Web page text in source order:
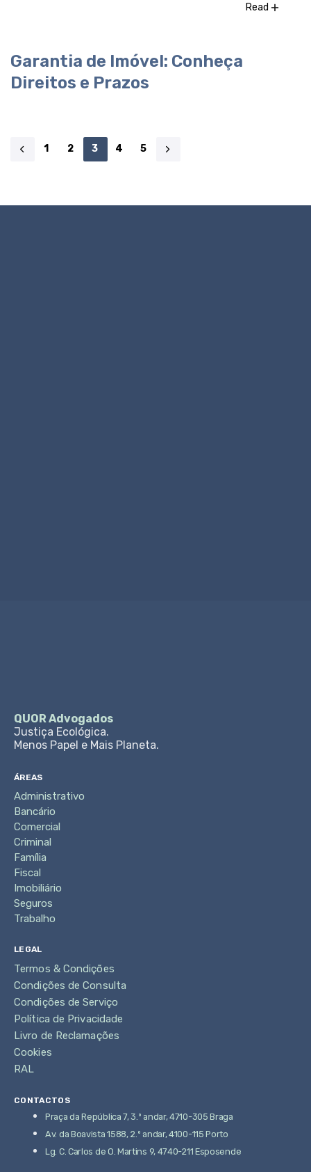
Read
Garantia de Imóvel: Conheça
Direitos e Prazos
1 2 3 4 5
QUOR Advogados
Justiça Ecológica.
Menos Papel e Mais Planeta.
ÁREAS
Administrativo
Bancário
Comercial
Criminal
Família
Fiscal
Imobiliário
Seguros
Trabalho
LEGAL
Termos & Condições
Condições de Consulta
Condições de Serviço
Política de Privacidade
Livro de Reclamações
Cookies
RAL
CONTACTOS
Praça da República 7, 3.º andar, 4710-305 Braga
Av. da Boavista 1588, 2.º andar, 4100-115 Porto
Lg. C. Carlos de O. Martins 9, 4740-211 Esposende